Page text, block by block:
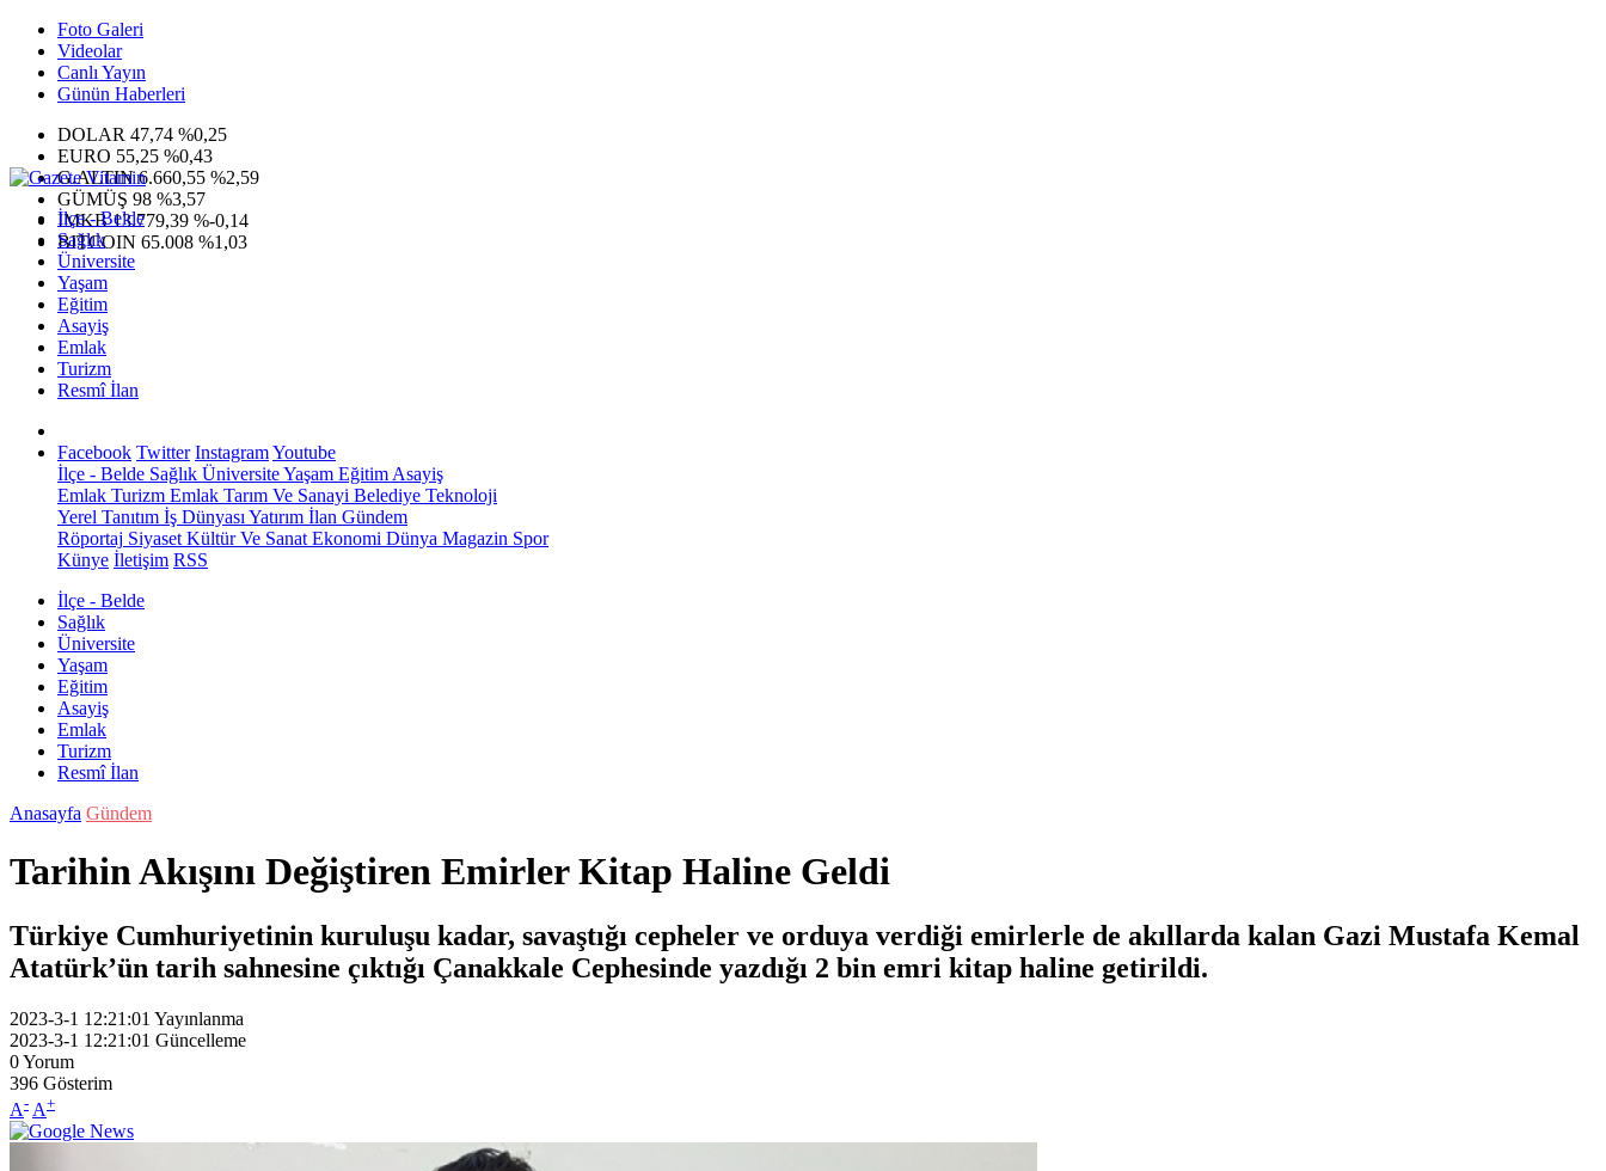
Foto Galeri
Videolar
Canlı Yayın
Günün Haberleri
DOLAR 47,74 %0,25
EURO 55,25 %0,43
G.ALTIN6.660,55 %2,59
GÜMÜŞ 98 %3,57
IMKB13.779,39 %-0,14
BITCOIN 65.008 %1,03
İlçe - Belde
Sağlık
Üniversite
Yaşam
Eğitim
Asayiş
Emlak
Turizm
Resmî İlan
Facebook Twitter InstagramYoutube
İlçe - Belde Sağlık ÜniversiteYaşam Eğitim Asayiş
Emlak Turizm Emlak Tarım Ve Sanayi Belediye Teknoloji
Yerel Tanıtım İş Dünyası Yatırım İlan Gündem
Röportaj Siyaset Kültür Ve Sanat Ekonomi Dünya Magazin Spor
Künye İletişim RSS
İlçe - Belde
Sağlık
Üniversite
Yaşam
Eğitim
Asayiş
Emlak
Turizm
Resmî İlan
Anasayfa Gündem
Tarihin Akışını Değiştiren Emirler Kitap Haline Geldi
Türkiye Cumhuriyetinin kuruluşu kadar, savaştığı cepheler ve orduya verdiği emirlerle de akıllarda kalan Gazi Mustafa Kemal
Atatürk’ün tarih sahnesine çıktığı Çanakkale Cephesinde yazdığı 2 bin emri kitap haline getirildi.
2023-3-1 12:21:01 Yayınlanma
2023-3-1 12:21:01 Güncelleme
0Yorum
396 Gösterim
A- A+